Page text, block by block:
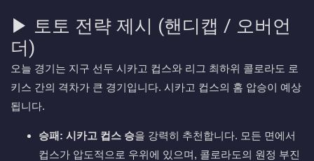
▶ 토토 전략 제시 (핸디캡 / 오버언
더)
오늘 경기는 지구 선두 시카고 컵스와 리그 최하위 콜로라도 로
키스 간의 격차가 큰 경기입니다. 시카고 컵스의 홈 압승이 예상
됩니다.
승패: 시카고 컵스 승을 강력히 추천합니다. 모든 면에서
컵스가 압도적으로 우위에 있으며, 콜로라도의 원정 부진